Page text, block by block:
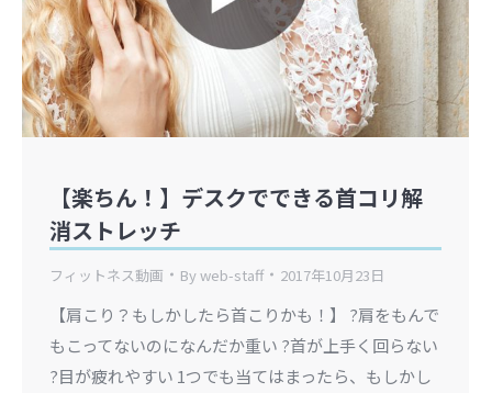
【楽ちん！】デスクでできる首コリ解
消ストレッチ
フィットネス動画 Byweb-staff 2017年10月23日
【肩こり？もしかしたら首こりかも！】 ?肩をもんで
もこってないのになんだか重い ?首が上手く回らない
?目が疲れやすい 1つでも当てはまったら、もしかし